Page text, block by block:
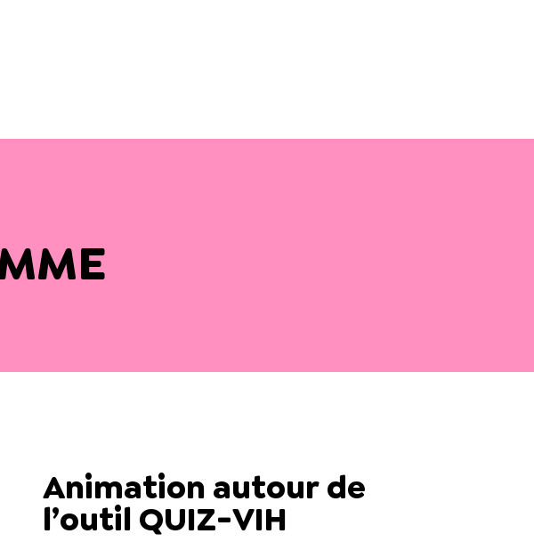
Animation autour de
l’outil QUIZ-VIH